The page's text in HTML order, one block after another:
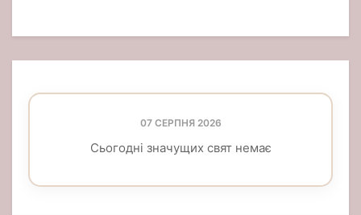
07 СЕРПНЯ 2026
Сьогодні значущих свят немає